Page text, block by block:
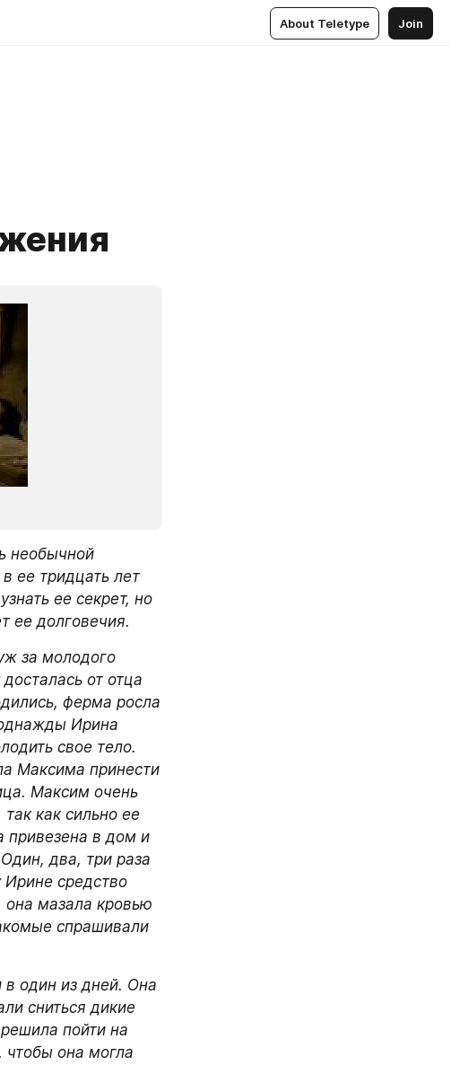
About Teletype Join
необычной
ее тридцать лет
ее секрет, но
ее долговечия.
за молодого
от отца
ферма росла
Ирина
свое тело.
Максима принести
Максим очень
как сильно ее
привезена в дом и
два, три раза
средство
мазала кровью
спрашивали
в один из дней. Она
сниться дикие
пойти на
чтобы она могла